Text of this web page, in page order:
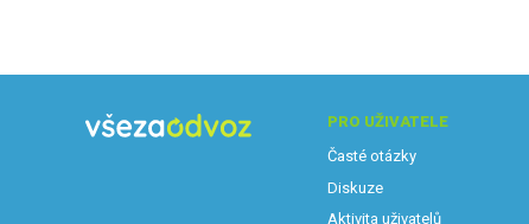
PRO UŽIVATELE
Časté otázky
Diskuze
Aktivita uživatelů